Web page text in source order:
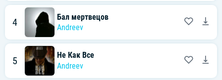
4
Бал мертвецов
Andreev
5
Не Как Все
Andreev